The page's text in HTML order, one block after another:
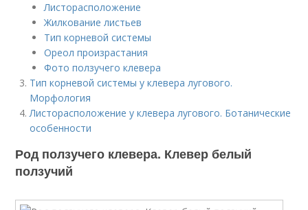
Листорасположение
Жилкование листьев
Тип корневой системы
Ореол произрастания
Фото ползучего клевера
Тип корневой системы у клевера лугового.
Морфология
Листорасположение у клевера лугового. Ботанические
особенности
Род ползучего клевера. Клевер белый
ползучий